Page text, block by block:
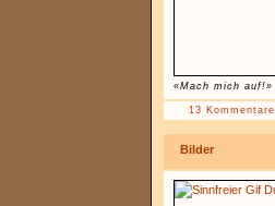
«Mach mich auf!»
13 Kommentare
Bilder